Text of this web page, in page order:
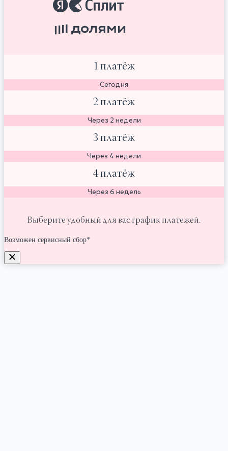
1 платёж
Сегодня
2 платёж
Через 2 недели
3 платёж
Через 4 недели
4 платёж
Через 6 недель
Выберите удобный для вас график платежей.
Возможен сервисный сбор*